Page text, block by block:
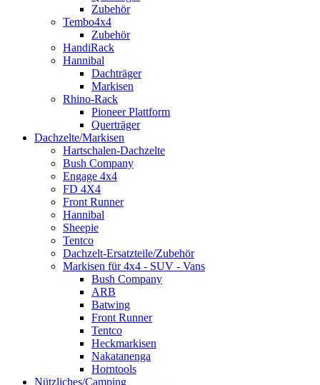
Zubehör
Tembo4x4
Zubehör
HandiRack
Hannibal
Dachträger
Markisen
Rhino-Rack
Pioneer Plattform
Querträger
Dachzelte/Markisen
Hartschalen-Dachzelte
Bush Company
Engage 4x4
FD 4X4
Front Runner
Hannibal
Sheepie
Tentco
Dachzelt-Ersatzteile/Zubehör
Markisen für 4x4 - SUV - Vans
Bush Company
ARB
Batwing
Front Runner
Tentco
Heckmarkisen
Nakatanenga
Horntools
Nützliches/Camping